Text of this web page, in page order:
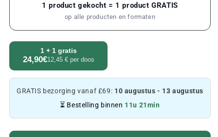
1 product gekocht = 1 product GRATIS
op alle producten en formaten
1 + 1 gratis
24,90€12,45 € per doos
GRATIS bezorging vanaf £69: 10 augustus - 13 augustus
⏳ Bestelling binnen 11u 21min